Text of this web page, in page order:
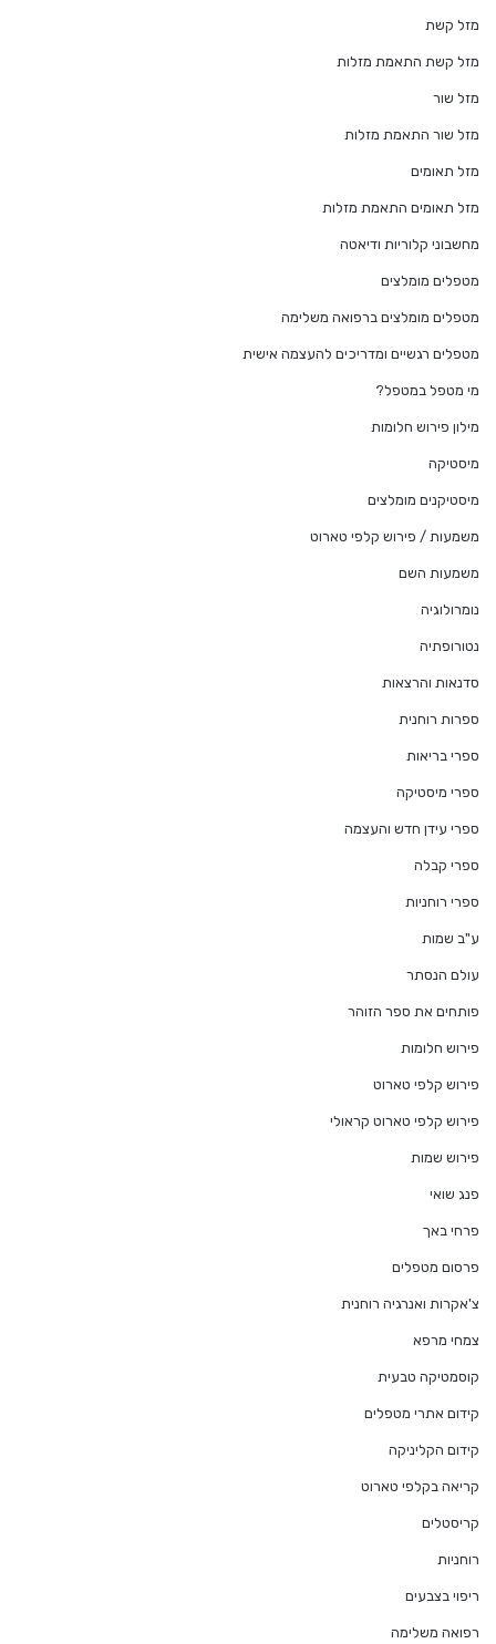
מזל קשת
מזל קשת התאמת מזלות
מזל שור
מזל שור התאמת מזלות
מזל תאומים
מזל תאומים התאמת מזלות
מחשבוני קלוריות ודיאטה
מטפלים מומלצים
מטפלים מומלצים ברפואה משלימה
מטפלים רגשיים ומדריכים להעצמה אישית
מי מטפל במטפל?
מילון פירוש חלומות
מיסטיקה
מיסטיקנים מומלצים
משמעות / פירוש קלפי טארוט
משמעות השם
נומרולוגיה
נטורופתיה
סדנאות והרצאות
ספרות רוחנית
ספרי בריאות
ספרי מיסטיקה
ספרי עידן חדש והעצמה
ספרי קבלה
ספרי רוחניות
ע"ב שמות
עולם הנסתר
פותחים את ספר הזוהר
פירוש חלומות
פירוש קלפי טארוט
פירוש קלפי טארוט קראולי
פירוש שמות
פנג שואי
פרחי באך
פרסום מטפלים
צ'אקרות ואנרגיה רוחנית
צמחי מרפא
קוסמטיקה טבעית
קידום אתרי מטפלים
קידום הקליניקה
קריאה בקלפי טארוט
קריסטלים
רוחניות
ריפוי בצבעים
רפואה משלימה